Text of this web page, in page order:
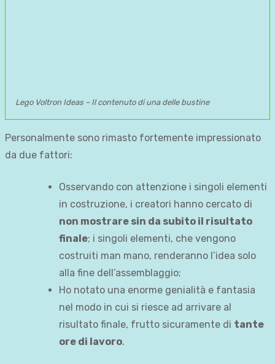
Lego Voltron Ideas – Il contenuto di una delle bustine
Personalmente sono rimasto fortemente impressionato
da due fattori:
Osservando con attenzione i singoli elementi
in costruzione, i creatori hanno cercato di
non mostrare sin da subito il risultato
finale; i singoli elementi, che vengono
costruiti man mano, renderanno l’idea solo
alla fine dell’assemblaggio;
Ho notato una enorme genialità e fantasia
nel modo in cui si riesce ad arrivare al
risultato finale, frutto sicuramente di tante
ore di lavoro.